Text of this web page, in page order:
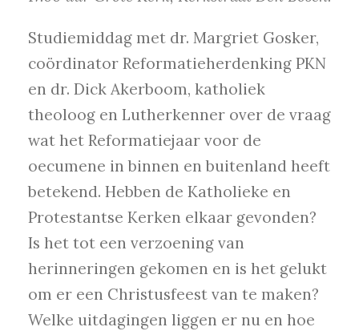
Studiemiddag met dr. Margriet Gosker,
coördinator Reformatieherdenking PKN
en dr. Dick Akerboom, katholiek
theoloog en Lutherkenner over de vraag
wat het Reformatiejaar voor de
oecumene in binnen en buitenland heeft
betekend. Hebben de Katholieke en
Protestantse Kerken elkaar gevonden?
Is het tot een verzoening van
herinneringen gekomen en is het gelukt
om er een Christusfeest van te maken?
Welke uitdagingen liggen er nu en hoe